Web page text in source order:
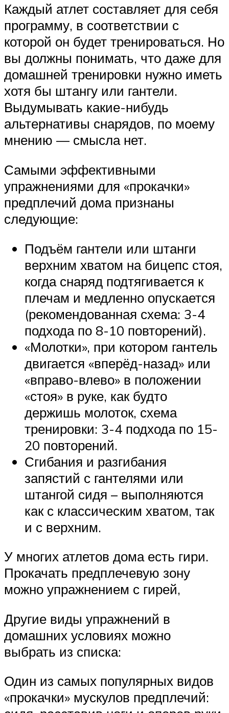
Каждый атлет составляет для себя
программу, в соответствии с
которой он будет тренироваться. Но
вы должны понимать, что даже для
домашней тренировки нужно иметь
хотя бы штангу или гантели.
Выдумывать какие-нибудь
альтернативы снарядов, по моему
мнению — смысла нет.
Самыми эффективными
упражнениями для «прокачки»
предплечий дома признаны
следующие:
Подъём гантели или штанги
верхним хватом на бицепс стоя,
когда снаряд подтягивается к
плечам и медленно опускается
(рекомендованная схема: 3-4
подхода по 8-10 повторений).
«Молотки», при котором гантель
двигается «вперёд-назад» или
«вправо-влево» в положении
«стоя» в руке, как будто
держишь молоток, схема
тренировки: 3-4 подхода по 15-
20 повторений.
Сгибания и разгибания
запястий с гантелями или
штангой сидя – выполняются
как с классическим хватом, так
и с верхним.
У многих атлетов дома есть гири.
Прокачать предплечевую зону
можно упражнением с гирей,
Другие виды упражнений в
домашних условиях можно
выбрать из списка:
Один из самых популярных видов
«прокачки» мускулов предплечий: